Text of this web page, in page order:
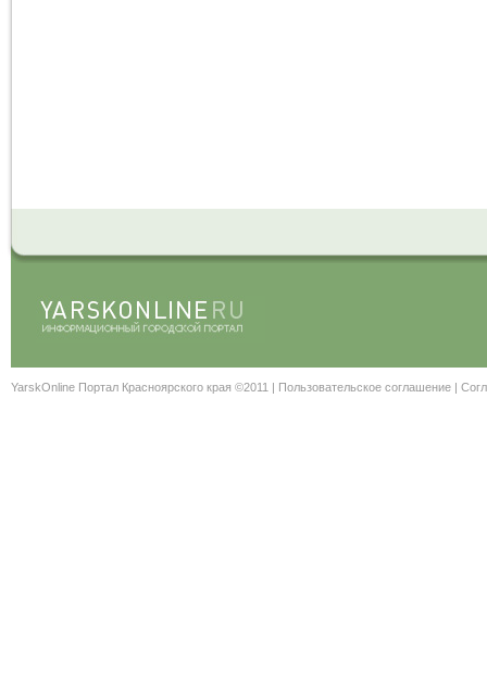
YarskOnline Портал Красноярского края ©2011 | Пользовательское соглашение |